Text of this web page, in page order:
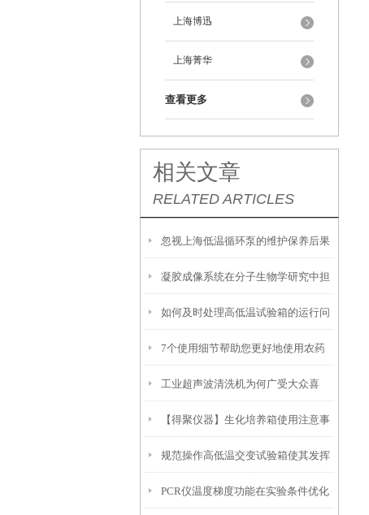
上海博迅
上海菁华
查看更多
相关文章
RELATED ARTICLES
忽视上海低温循环泵的维护保养后果
很严重
凝胶成像系统在分子生物学研究中担
当着重要角色
如何及时处理高低温试验箱的运行问
题？
7个使用细节帮助您更好地使用农药
残留检测仪
工业超声波清洗机为何广受大众喜
爱？
【得聚仪器】生化培养箱使用注意事
项
规范操作高低温交变试验箱使其发挥
实效
PCR仪温度梯度功能在实验条件优化